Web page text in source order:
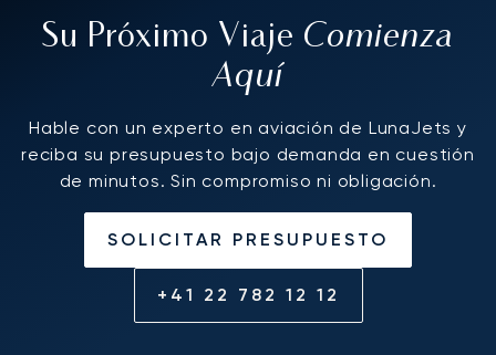
Su Próximo Viaje Comienza
Aquí
Hable con un experto en aviación de LunaJets y
reciba su presupuesto bajo demanda en cuestión
de minutos. Sin compromiso ni obligación.
SOLICITAR PRESUPUESTO
+41 22 782 12 12